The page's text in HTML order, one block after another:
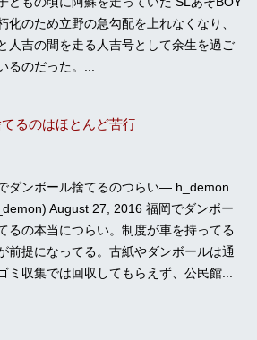
化のため立野の急勾配を上れなくなり、
人吉の間を走る人吉号として余生を過ご
るのだった。...
るのはほとんど苦行
ダンボール捨てるのつらい— h_demon
August 27, 2016 福岡でダンボー
るの本当につらい。制度が車を持ってる
前提になってる。古紙やダンボールは通
ミ収集では回収してもらえず、公民館...